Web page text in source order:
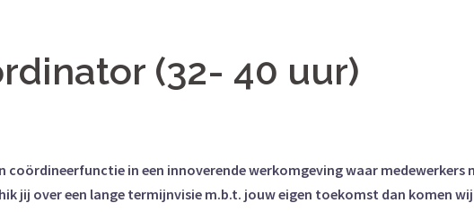
(32- 40 uur)
coördineerfunctie in een innoverende werkomgeving waar
jij over een lange termijnvisie m.b.t. jouw eigen toekomst dan komen